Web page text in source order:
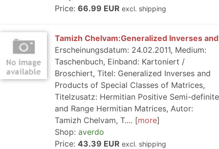
Price: 66.99 EUR excl. shipping
Tamizh Chelvam:Generalized Inverses and
Erscheinungsdatum: 24.02.2011, Medium:
Taschenbuch, Einband: Kartoniert /
Broschiert, Titel: Generalized Inverses and
Products of Special Classes of Matrices,
Titelzusatz: Hermitian Positive Semi-definite
and Range Hermitian Matrices, Autor:
Tamizh Chelvam, T....
more
Shop: averdo
Price: 43.39 EUR excl. shipping